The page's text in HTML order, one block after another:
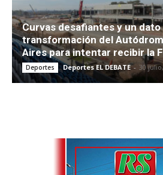
Curvas desafiantes y un dato
transformación del
Aires para intentar recibir la
Deportes Deportes EL DEBATE - 30